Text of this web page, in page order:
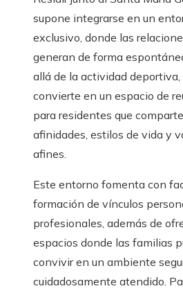
supone integrarse en un
exclusivo, donde las
generan de forma
allá de la actividad deportiva,
convierte en un espacio de
para residentes que
afinidades, estilos de vida y
afines.
Este entorno fomenta con
formación de vínculos
profesionales, además de
espacios donde las familias
convivir en un ambiente
cuidadosamente atendido.